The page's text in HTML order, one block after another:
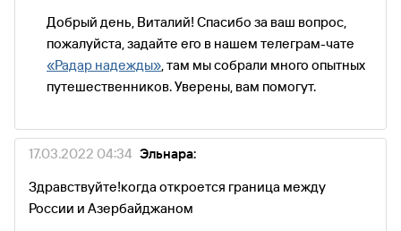
Добрый день, Виталий! Спасибо за ваш вопрос,
пожалуйста, задайте его в нашем телеграм-чате
«Радар надежды», там мы собрали много опытных
путешественников. Уверены, вам помогут.
17.03.2022 04:34 Эльнара:
Здравствуйте!когда откроется граница между
России и Азербайджаном